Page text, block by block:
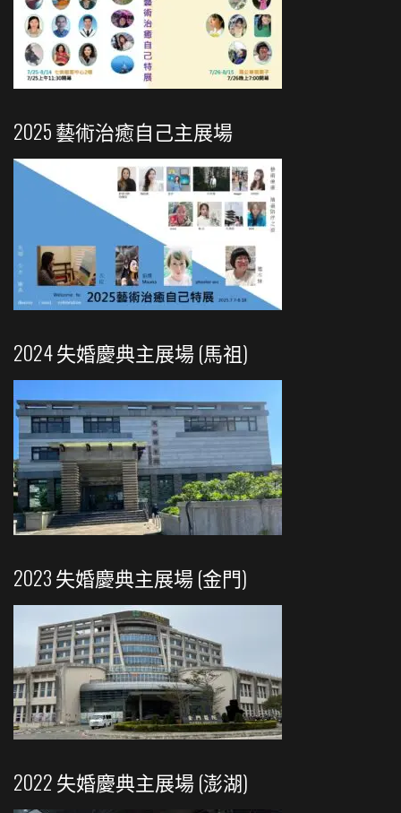
2025 藝術治癒自己主展場
2024 失婚慶典主展場 (馬祖)
2023 失婚慶典主展場 (金門)
2022 失婚慶典主展場 (澎湖)